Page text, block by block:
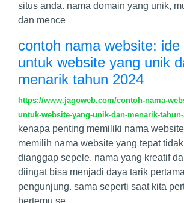
situs anda. nama domain yang unik,
dan mence
contoh nama website:
untuk website yang unik
menarik tahun 2024
https://www.jagoweb.com/contoh-nama-
untuk-website-yang-unik-dan-menarik-tahun-
kenapa penting memiliki nama
memilih nama website yang tepat
dianggap sepele. nama yang kreatif
diingat bisa menjadi daya tarik
pengunjung. sama seperti saat kita
bertemu se